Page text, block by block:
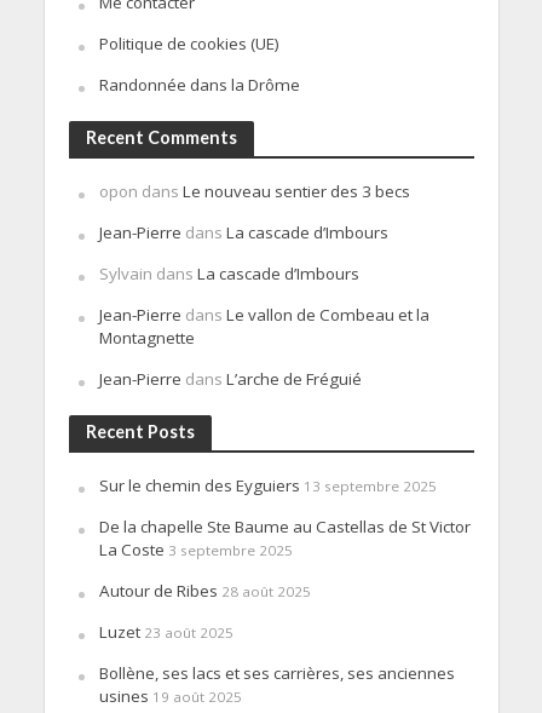
Politique de cookies (UE)
Randonnée dans la Drôme
Recent Comments
opon dans Le nouveau sentier des 3 becs
Jean-Pierre dans La cascade d’Imbours
Sylvain dans La cascade d’Imbours
Jean-Pierre dans Le vallon de Combeau et la
Montagnette
Jean-Pierre dans L’arche de Fréguié
Recent Posts
Sur le chemin des Eyguiers 13 septembre 2025
De la chapelle Ste Baume au Castellas de St Victor
La Coste 3 septembre 2025
Autour de Ribes 28 août 2025
Luzet 23 août 2025
Bollène, ses lacs et ses carrières, ses anciennes
usines 19 août 2025